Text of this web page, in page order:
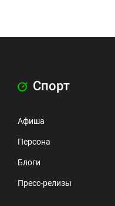
Спорт
Афиша
Персона
Блоги
Пресс-релизы